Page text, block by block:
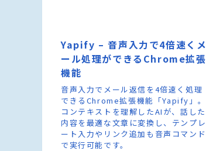
Yapify – 音声入力で4倍速くメ
ール処理ができるChrome拡張
機能
音声入力でメール返信を4倍速く処理
できるChrome拡張機能「Yapify」。
コンテキストを理解したAIが、話した
内容を最適な文章に変換し、テンプレ
ート入力やリンク追加も音声コマンド
で実行可能です。